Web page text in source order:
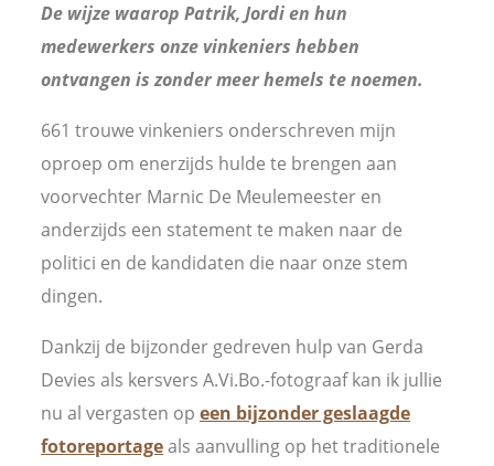
De wijze waarop Patrik, Jordi en hun
medewerkers onze vinkeniers hebben
ontvangen is zonder meer hemels te noemen.
661 trouwe vinkeniers onderschreven mijn
oproep om enerzijds hulde te brengen aan
voorvechter Marnic De Meulemeester en
anderzijds een statement te maken naar de
politici en de kandidaten die naar onze stem
dingen.
Dankzij de bijzonder gedreven hulp van Gerda
Devies als kersvers A.Vi.Bo.-fotograaf kan ik jullie
nu al vergasten op een bijzonder geslaagde
fotoreportageals aanvulling op het traditionele